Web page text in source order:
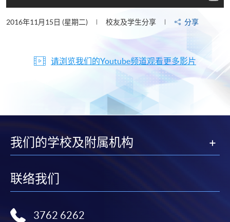
2016年11月15日 (星期二) 校友及学生分享 分享
请浏览我们的Youtube频道观看更多影片
我们的学校及附属机构
联络我们
3762 6262